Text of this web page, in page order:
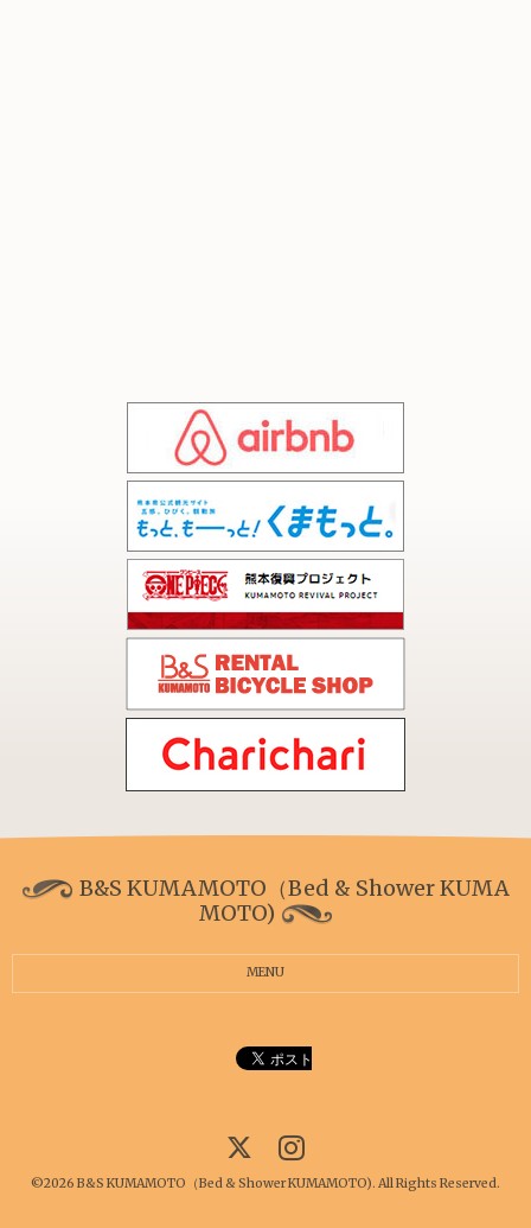
B&S KUMAMOTO（Bed & Shower KUMA
MOTO)
MENU
©2026 B&S KUMAMOTO（Bed & Shower KUMAMOTO). All Rights Reserved.